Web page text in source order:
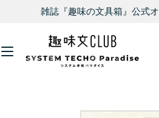
雑誌『趣味の文具箱』公式